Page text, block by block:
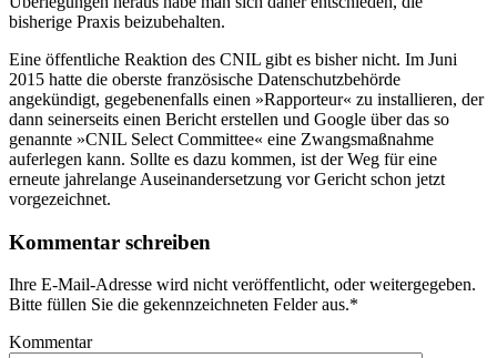
bisherige Praxis beizubehalten.
Eine öffentliche Reaktion des CNIL gibt es bisher nicht. Im Juni
2015 hatte die oberste französische Datenschutzbehörde
angekündigt, gegebenenfalls einen »Rapporteur« zu installieren, der
dann seinerseits einen Bericht erstellen und Google über das so
genannte »CNIL Select Committee« eine Zwangsmaßnahme
auferlegen kann. Sollte es dazu kommen, ist der Weg für eine
erneute jahrelange Auseinandersetzung vor Gericht schon jetzt
vorgezeichnet.
Kommentar schreiben
Ihre E-Mail-Adresse wird nicht veröffentlicht, oder weitergegeben.
Bitte füllen Sie die gekennzeichneten Felder aus.*
Kommentar